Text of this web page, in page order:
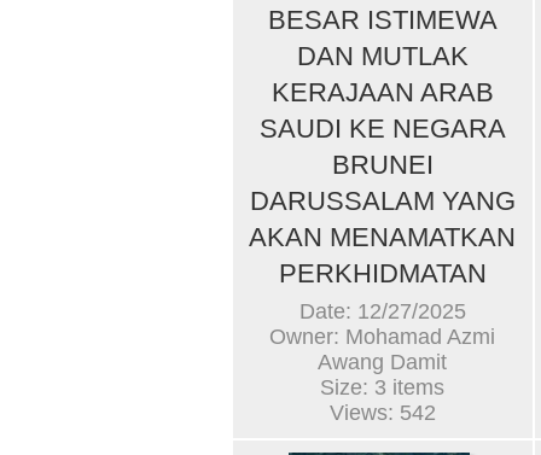
BESAR ISTIMEWA
DAN MUTLAK
KERAJAAN ARAB
SAUDI KE NEGARA
BRUNEI
DARUSSALAM YANG
AKAN MENAMATKAN
PERKHIDMATAN
Date: 12/27/2025
Owner: Mohamad Azmi
Awang Damit
Size: 3 items
Views: 542